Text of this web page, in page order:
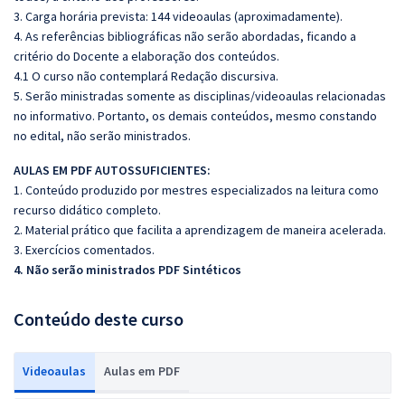
3. Carga horária prevista: 144 videoaulas (aproximadamente).
4. As referências bibliográficas não serão abordadas, ficando a
critério do Docente a elaboração dos conteúdos.
4.1 O curso não contemplará Redação discursiva.
5. Serão ministradas somente as disciplinas/videoaulas relacionadas
no informativo. Portanto, os demais conteúdos, mesmo constando
no edital, não serão ministrados.
AULAS EM PDF AUTOSSUFICIENTES:
1. Conteúdo produzido por mestres especializados na leitura como
recurso didático completo.
2. Material prático que facilita a aprendizagem de maneira acelerada.
3. Exercícios comentados.
4. Não serão ministrados PDF Sintéticos
Conteúdo deste curso
Videoaulas Aulas em PDF